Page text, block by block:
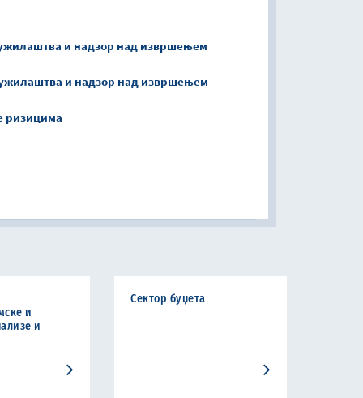
и надзор над извршењем
и надзор над извршењем
ризицима
и
и
Сектор буџета